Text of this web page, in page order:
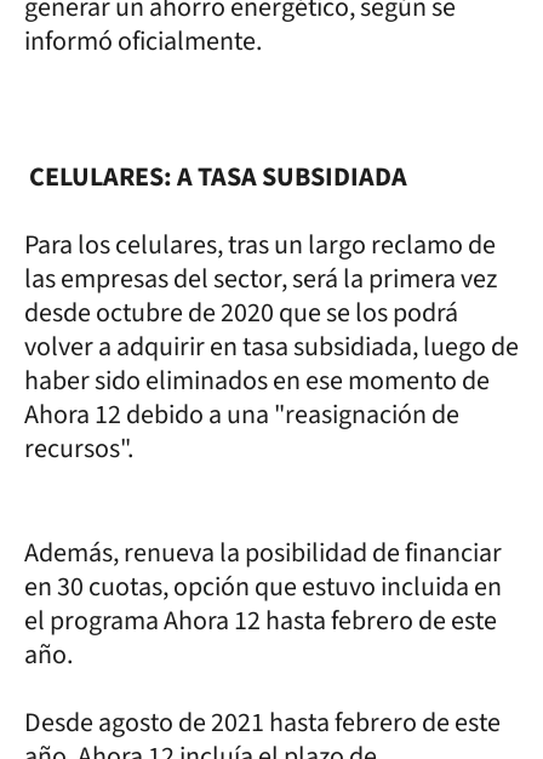
informó oficialmente.
CELULARES: A TASA SUBSIDIADA
Para los celulares, tras un largo reclamo de
las empresas del sector, será la primera vez
desde octubre de 2020 que se los podrá
volver a adquirir en tasa subsidiada, luego de
haber sido eliminados en ese momento de
Ahora 12 debido a una "reasignación de
recursos".
Además, renueva la posibilidad de financiar
en 30 cuotas, opción que estuvo incluida en
el programa Ahora 12 hasta febrero de este
año.
Desde agosto de 2021 hasta febrero de este